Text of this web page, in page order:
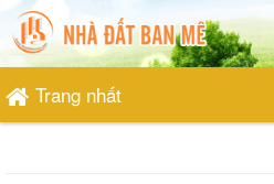
Trang nhất